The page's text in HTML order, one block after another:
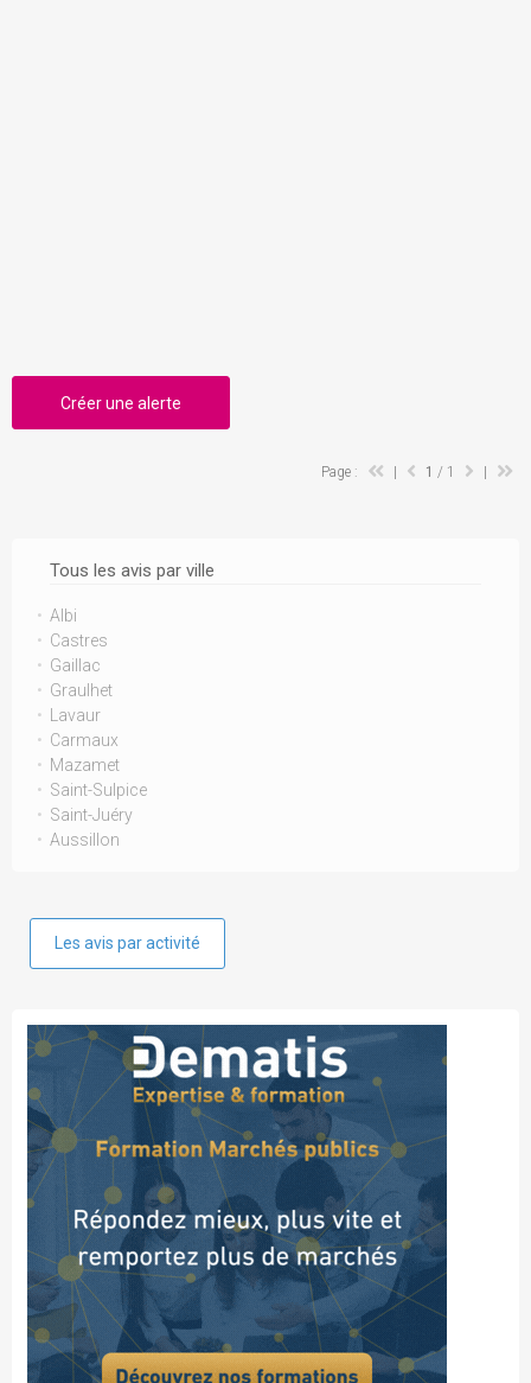
Tous les avis par ville
Albi
Castres
Gaillac
Graulhet
Lavaur
Carmaux
Mazamet
Saint-Sulpice
Saint-Juéry
Aussillon
Les avis par activité
Créer une alerte
Page : 1 / 1